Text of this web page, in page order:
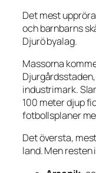
Det mest
och barnbarns
Djurö byalag.
Massorna
industrimark.
100 meter djup
fotbollsplaner
Det översta,
land. Men